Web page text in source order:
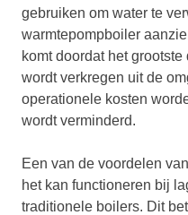
gebruiken om water te
warmtepompboiler
komt doordat het
wordt verkregen uit de
operationele kosten
wordt verminderd.
Een van de voordelen
het kan functioneren bij
traditionele boilers. Dit